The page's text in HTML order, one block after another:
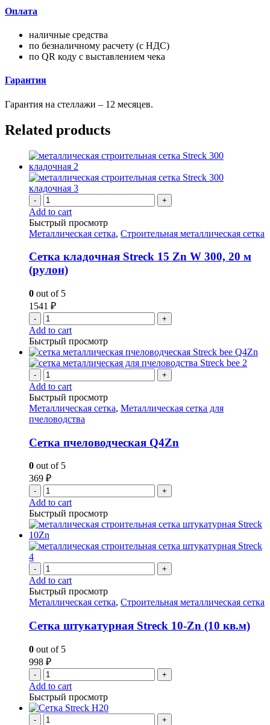
Оплата
наличные средства
по безналичному расчету (с НДС)
по QR коду с выставлением чека
Гарантия
Гарантия на стеллажи – 12 месяцев.
Related products
- +
Add to cart
Быстрый просмотр
Металлическая сетка, Строительная металлическая сетка
Сетка кладочная Streck 15 Zn W 300, 20 м
(рулон)
0 out of 5
1541 ₽
- +
Add to cart
Быстрый просмотр
- +
Add to cart
Быстрый просмотр
Металлическая сетка, Металлическая сетка для
пчеловодства
Сетка пчеловодческая Q4Zn
0 out of 5
369 ₽
- +
Add to cart
Быстрый просмотр
- +
Add to cart
Быстрый просмотр
Металлическая сетка, Строительная металлическая сетка
Сетка штукатурная Streck 10-Zn (10 кв.м)
0 out of 5
998 ₽
- +
Add to cart
Быстрый просмотр
- +